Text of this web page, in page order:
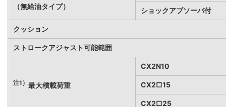
（無給油タイプ）
ショックアブソーバ付
クッション
ストロークアジャスト可能範囲
注1） 最大積載荷重
CX2N10
CX2□15
CX2□25